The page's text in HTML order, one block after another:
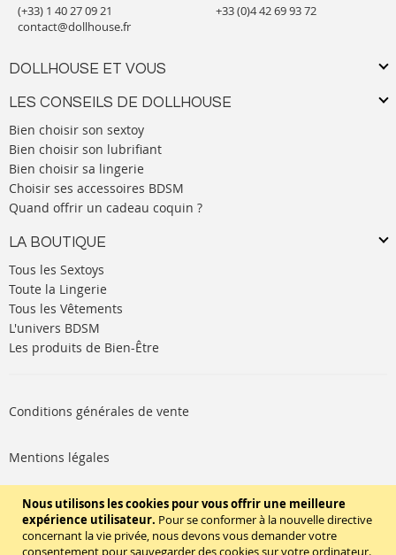
Nous utilisons les cookies pour vous offrir une meilleure
expérience utilisateur. Pour se conformer à la nouvelle directive
concernant la vie privée, nous devons vous demander votre
consentement pour sauvegarder des cookies sur votre ordinateur.
(+33) 1 40 27 09 21
contact@dollhouse.fr
DOLLHOUSE ET VOUS
LES CONSEILS DE DOLLHOUSE
Bien choisir son sextoy
Bien choisir son lubrifiant
Bien choisir sa lingerie
Choisir ses accessoires BDSM
Quand offrir un cadeau coquin ?
LA BOUTIQUE
Tous les Sextoys
Toute la Lingerie
Tous les Vêtements
L'univers BDSM
Les produits de Bien-Être
+33 (0)4 42 69 93 72
Conditions générales de vente
Mentions légales
Politique de cookies
SUIVEZ-NOUS